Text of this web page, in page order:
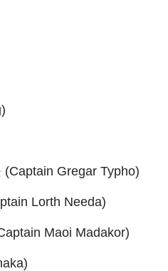
(Captain Gregar Typho)
Lorth Needa)
Maoi Madakor)